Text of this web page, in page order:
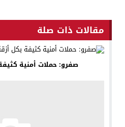
مقالات ذات صلة
صفرو: حملات أمنية كثيفة بكل أزقة المدينة